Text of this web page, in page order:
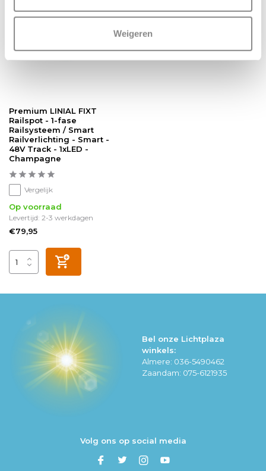
Weigeren
Premium LINIAL FIXT
Railspot - 1-fase
Railsysteem / Smart
Railverlichting - Smart -
48V Track - 1xLED -
Champagne
Vergelijk
Op voorraad
Levertijd: 2-3 werkdagen
€79,95
Bel onze Lichtplaza
winkels:
Almere: 036-5490462
Zaandam: 075-6121935
Volg ons op social media